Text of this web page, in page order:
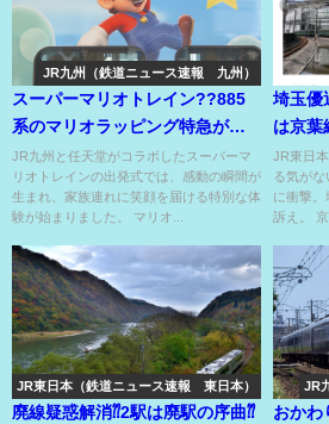
JR九州（鉄道ニュース速報 九州）
スーパーマリオトレイン??885
系のマリオラッピング特急が運
行開始⁉夢を乗せて出発進行！
JR九州と任天堂がコラボしたスーパーマ
リオトレインの出発式では、感動の瞬間が
生まれ、家族連れに笑顔を届ける特別な体
験が始まりました。 マリオ...
埼玉優
は京葉
る気
JR東日
る気が
に衝撃。
訴え。
JR東日本（鉄道ニュース速報 東日本）
廃線疑惑解消⁇2駅は廃駅の序曲⁇
JR
おかわ